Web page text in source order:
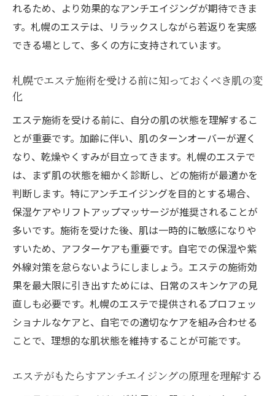
ンチエイジング法
エステ施術で可能なアンチエイジングの技
術とその効果
訣
の注意点
札幌のエステサロンで体験する肌質改善のステ
ップとその効果
肌質改善を目指す札幌のエステでの重要な
ステップ
エステでの肌質向上：札幌での実績と成功
例
札幌のエステで受けられる肌質改善のプロ
セスとは
肌質改善における札幌でのエステ施術の価
値
札幌でのエステが可能にする肌質改善の具
エステサロンで得られる札幌の肌質改善の
れるため、より効果的なアンチエイジングが期待できま
す。札幌のエステは、リラックスしながら若返りを実感
できる場として、多くの方に支持されています。
札幌でエステ施術を受ける前に知っておくべき肌の変
化
エステ施術を受ける前に、自分の肌の状態を理解するこ
とが重要です。加齢に伴い、肌のターンオーバーが遅く
なり、乾燥やくすみが目立ってきます。札幌のエステで
は、まず肌の状態を細かく診断し、どの施術が最適かを
判断します。特にアンチエイジングを目的とする場合、
保湿ケアやリフトアップマッサージが推奨されることが
多いです。施術を受けた後、肌は一時的に敏感になりや
すいため、アフターケアも重要です。自宅での保湿や紫
外線対策を怠らないようにしましょう。エステの施術効
果を最大限に引き出すためには、日常のスキンケアの見
直しも必要です。札幌のエステで提供されるプロフェッ
ショナルなケアと、自宅での適切なケアを組み合わせる
ことで、理想的な肌状態を維持することが可能です。
エステがもたらすアンチエイジングの原理を理解する